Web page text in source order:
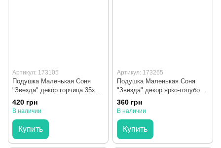
Артикул: 173105
Подушка Маленькая Соня
"Звезда" декор горчица 35х40
см
420 грн
В наличии
Купить
Артикул: 173265
Подушка Маленькая Соня
"Звезда" декор ярко-голубой
35x40 см
360 грн
В наличии
Купить